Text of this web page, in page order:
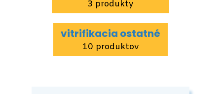
3 produkty
vitrifikacia ostatné
10 produktov